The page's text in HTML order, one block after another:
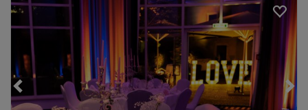
Loading...